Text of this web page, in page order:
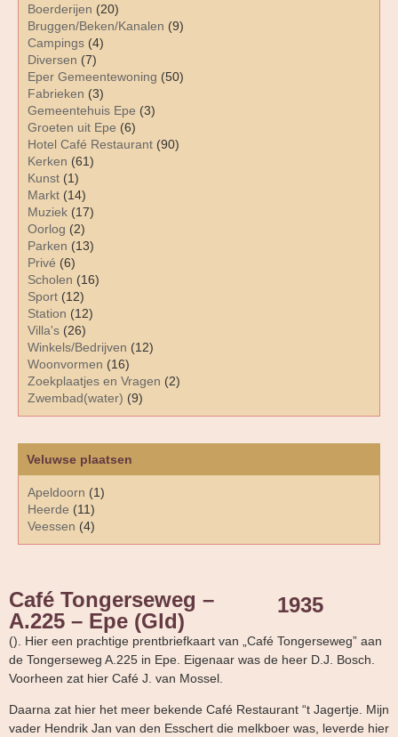
Boerderijen (20)
Bruggen/Beken/Kanalen (9)
Campings (4)
Diversen (7)
Eper Gemeentewoning (50)
Fabrieken (3)
Gemeentehuis Epe (3)
Groeten uit Epe (6)
Hotel Café Restaurant (90)
Kerken (61)
Kunst (1)
Markt (14)
Muziek (17)
Oorlog (2)
Parken (13)
Privé (6)
Scholen (16)
Sport (12)
Station (12)
Villa's (26)
Winkels/Bedrijven (12)
Woonvormen (16)
Zoekplaatjes en Vragen (2)
Zwembad(water) (9)
Veluwse plaatsen
Apeldoorn (1)
Heerde (11)
Veessen (4)
Café Tongerseweg –
A.225 – Epe (Gld)
1935
(). Hier een prachtige prentbriefkaart van „Café Tongerseweg” aan
de Tongerseweg A.225 in Epe. Eigenaar was de heer D.J. Bosch.
Voorheen zat hier Café J. van Mossel.
Daarna zat hier het meer bekende Café Restaurant “t Jagertje. Mijn
vader Hendrik Jan van den Esschert die melkboer was, leverde hier